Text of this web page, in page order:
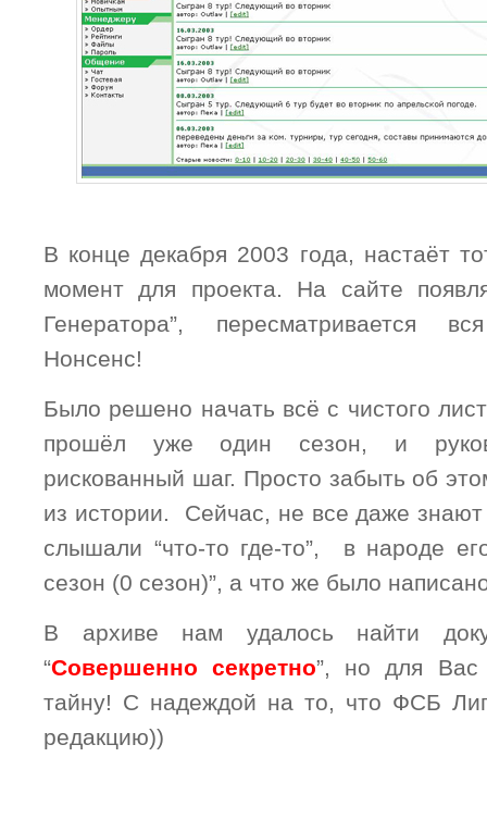
В конце декабря 2003 года, настаёт
момент для проекта. На сайте
Генератора”, пересматривается
Нонсенс!
Было решено начать всё с чистого
прошёл уже один сезон, и
рискованный шаг. Просто забыть об
из истории. Сейчас, не все даже
слышали “что-то где-то”, в народе
сезон (0 сезон)”, а что же было
В архиве нам удалось найти
“Совершенно секретно”, но для Вас
тайну! С надеждой на то, что ФСБ
редакцию))